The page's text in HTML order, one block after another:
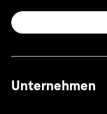
Unternehmen